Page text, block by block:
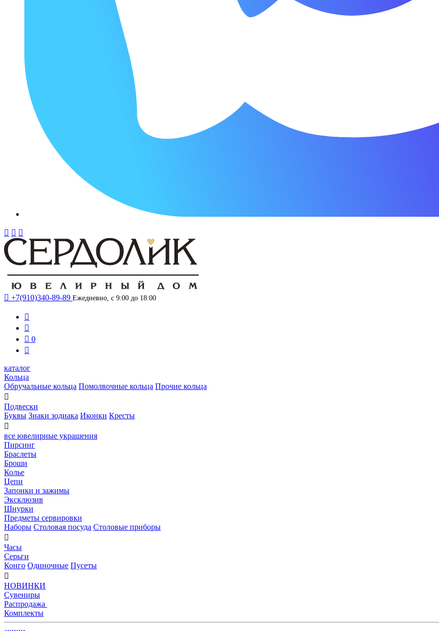
  
 +7(910)340-89-89 Ежедневно, с 9:00 до 18:00


 0

каталог
Кольца
Обручальные кольца Помолвочные кольца Прочие кольца

Подвески
Буквы Знаки зодиака Иконки Кресты

все ювелирные украшения
Пирсинг
Браслеты
Броши
Колье
Цепи
Запонки и зажимы
Эксклюзив
Шнурки
Предметы сервировки
Наборы Столовая посуда Столовые приборы

Часы
Серьги
Конго Одиночные Пусеты

НОВИНКИ
Сувениры
Распродажа
Комплекты